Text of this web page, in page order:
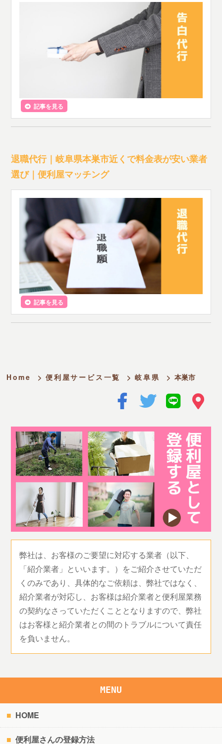
記事を見る
退職代行｜岐阜県本巣市近くで料金表が安い業者
選び｜便利屋マッチング
記事を見る
Home > 便利屋サービス一覧 > 岐阜県 > 本巣市
弊社は、お客様のご要望に対応する業者（以下、
「紹介業者」といいます。）をご紹介させていただ
くのみであり、具体的なご依頼は、弊社ではなく、
紹介業者が対応し、お客様は紹介業者と便利屋業務
の契約なさっていただくこととなりますので、弊社
はお客様と紹介業者との間のトラブルについて責任
を負いません。
MENU
HOME
便利屋さんの登録方法